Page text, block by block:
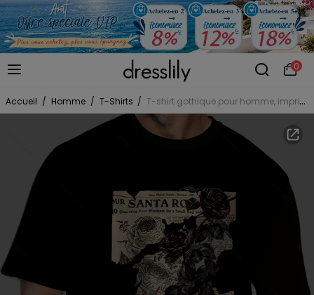
0
Accueil / Homme / T-Shirts / T-shirt gothique pour homme, imprimé journal rose, idéal pour les vacances